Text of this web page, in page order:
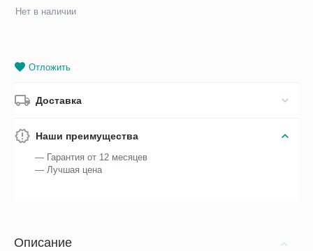
Нет в наличии
Отложить
Доставка
Наши преимущества
— Гарантия от 12 месяцев
— Лучшая цена
Описание